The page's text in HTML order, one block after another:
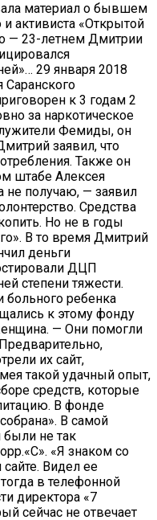
материал о бывшем
активиста «Открытой
— 23-летнем Дмитрии
29 января 2018
Саранского
к 3 годам 2
за наркотическое
Фемиды, он
заявил, что
Также он
штабе Алексея
не получаю, — заявил
Средства
Но не в годы
В то время Дмитрий
деньги
ДЦП
степени тяжести.
больного ребенка
к этому фонду
— Они помогли
их сайт,
такой удачный опыт,
средств, которые
В фонде
В самой
были не так
«Я знаком со
Видел ее
в телефонной
директора «7
сейчас не отвечает